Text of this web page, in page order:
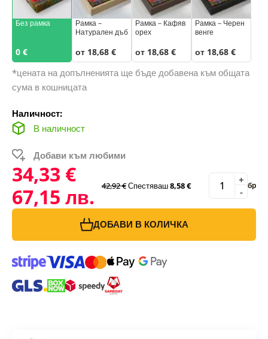
Без рамка
0 €
Рамка –
Натурален дъб
от 18,68 €
Рамка – Кафяв
орех
от 18,68 €
Рамка – Черен
венге
от 18,68 €
*цената на допълненията ще бъде добавена към общата
сума в кошницата
Наличност:
В наличност
Добави към любими
34,33 €
67,15 лв.
42,92 €Спестяваш8,58 € -
+ бр
ДОБАВИ В КОЛИЧКА